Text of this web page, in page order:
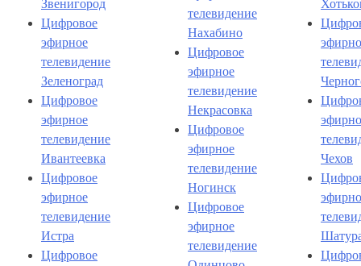
Звенигород
Цифровое
эфирное
телевидение
Зеленоград
Цифровое
эфирное
телевидение
Ивантеевка
Цифровое
эфирное
телевидение
Истра
Цифровое
телевидение
Нахабино
Цифровое
эфирное
телевидение
Некрасовка
Цифровое
эфирное
телевидение
Ногинск
Цифровое
эфирное
телевидение
Чехов